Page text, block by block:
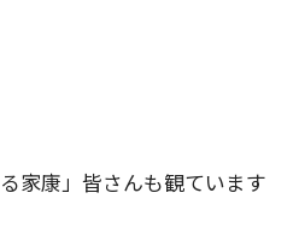
家康」皆さんも観ています